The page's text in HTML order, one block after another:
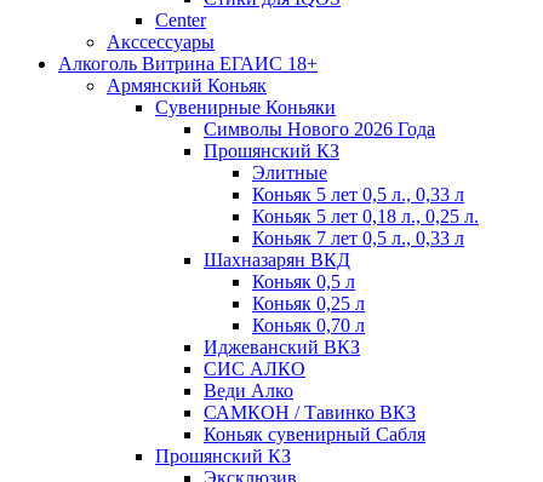
Сenter
Акссессуары
Алкоголь Витрина ЕГАИС 18+
Армянский Коньяк
Сувенирные Коньяки
Символы Нового 2026 Года
Прошянский КЗ
Элитные
Коньяк 5 лет 0,5 л., 0,33 л
Коньяк 5 лет 0,18 л., 0,25 л.
Коньяк 7 лет 0,5 л., 0,33 л
Шахназарян ВКД
Коньяк 0,5 л
Коньяк 0,25 л
Коньяк 0,70 л
Иджеванский ВКЗ
СИС АЛКО
Веди Алко
САМКОН / Тавинко ВКЗ
Коньяк сувенирный Сабля
Прошянский КЗ
Эксклюзив